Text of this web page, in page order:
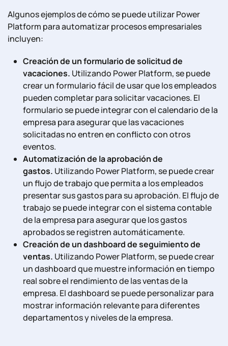
Algunos ejemplos de cómo se puede utilizar Power
Platform para automatizar procesos empresariales
incluyen:
Creación de un formulario de solicitud de
vacaciones. Utilizando Power Platform, se puede
crear un formulario fácil de usar que los empleados
pueden completar para solicitar vacaciones. El
formulario se puede integrar con el calendario de la
empresa para asegurar que las vacaciones
solicitadas no entren en conflicto con otros
eventos.
Automatización de la aprobación de
gastos. Utilizando Power Platform, se puede crear
un flujo de trabajo que permita a los empleados
presentar sus gastos para su aprobación. El flujo de
trabajo se puede integrar con el sistema contable
de la empresa para asegurar que los gastos
aprobados se registren automáticamente.
Creación de un dashboard de seguimiento de
ventas. Utilizando Power Platform, se puede crear
un dashboard que muestre información en tiempo
real sobre el rendimiento de las ventas de la
empresa. El dashboard se puede personalizar para
mostrar información relevante para diferentes
departamentos y niveles de la empresa.